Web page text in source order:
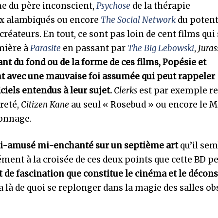
du père inconscient, Psychose de la thérapie
alambiqués ou encore The Social Network du
En tout, ce sont pas loin de cent films qui
àParasite en passant par The Big Lebowski,
du fond ou de la forme de ces films, Popésie et
une mauvaise foi assumée qui peut rappeler
entendus à leur sujet. Clerks est par exemple
Citizen Kane au seul « Rosebud » ou encore le
amusé mi-enchanté sur un septième artqu’il
à la croisée de ces deux points que cette BD
de fascination que constitue le cinéma et le
là de quoi se replonger dans la magie des salles